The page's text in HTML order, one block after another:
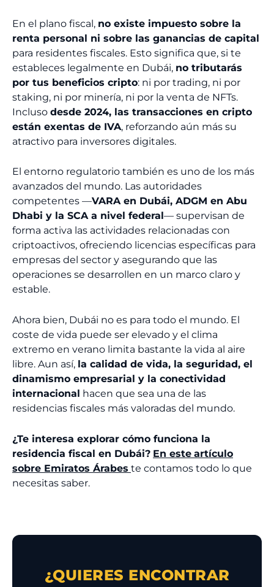
En el plano fiscal, no existe impuesto sobre la
renta personal ni sobre las ganancias de capital
para residentes fiscales. Esto significa que, si te
estableces legalmente en Dubái, no tributarás
por tus beneficios cripto: ni por trading, ni por
staking, ni por minería, ni por la venta de NFTs.
Incluso desde 2024, las transacciones en cripto
están exentas de IVA, reforzando aún más su
atractivo para inversores digitales.
El entorno regulatorio también es uno de los más
avanzados del mundo. Las autoridades
competentes —VARA en Dubái, ADGM en Abu
Dhabi y la SCA a nivel federal— supervisan de
forma activa las actividades relacionadas con
criptoactivos, ofreciendo licencias específicas para
empresas del sector y asegurando que las
operaciones se desarrollen en un marco claro y
estable.
Ahora bien, Dubái no es para todo el mundo. El
coste de vida puede ser elevado y el clima
extremo en verano limita bastante la vida al aire
libre. Aun así, la calidad de vida, la seguridad, el
dinamismo empresarial y la conectividad
internacional hacen que sea una de las
residencias fiscales más valoradas del mundo.
¿Te interesa explorar cómo funciona la
residencia fiscal en Dubái? En este artículo
sobre Emiratos Árabes te contamos todo lo que
necesitas saber.
¿QUIERES ENCONTRAR